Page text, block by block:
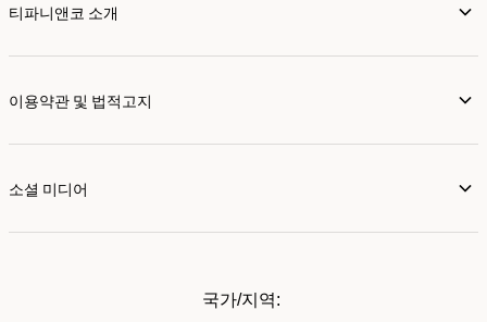
티파니앤코 소개
이용약관 및 법적고지
소셜 미디어
국가/지역: